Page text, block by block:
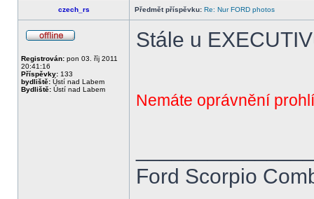
czech_rs Předmět příspěvku: Re: Nur FORD photos
Registrován: pon 03. říj 2011
20:41:16
Příspěvky: 133
bydliště: Ústí nad Labem
Bydliště: Ústí nad Labem
Stále u
Nemáte oprávnění
Ford Scorpio